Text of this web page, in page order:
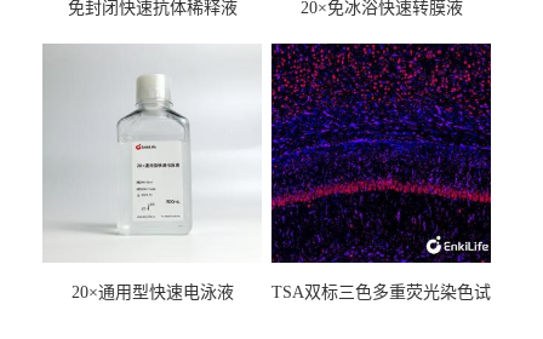
免封闭快速抗体稀释液 20×免冰浴快速转膜液
20×通用型快速电泳液
TSA双标三色多重荧光染色试